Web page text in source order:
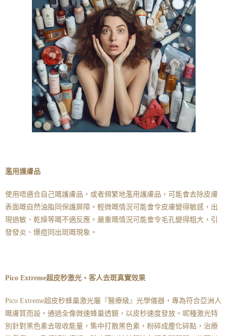
濫用護膚品
使用唔適合自己嘅護膚品，或者頻繁地濫用護膚品，可能會去除皮膚
表面嘅自然油脂同保護屏障。輕微嘅情況可能會令皮膚變得敏感，出
現過敏、乾燥等嘅不適反應。嚴重嘅情況可能會令毛孔變得粗大，引
發發炎、爆痘同出斑嘅現象。
Pico Extreme超皮秒激光・客人去斑真實效果
Pico Extreme超皮秒蜂巢激光屬『醫療級』光學儀器，專為符合亞洲人
嘅膚質而設。通過全像微速蜂巢透鏡，以皮秒速度發放。呢種激光特
別針對黑色素去吸收能量，集中打散黑色素，粉碎成塵化碎點，治療